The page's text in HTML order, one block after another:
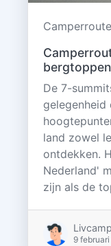
bergtoppen
De 7-
gelegenheid
land zowel
ontdekken.
Nederland'
zijn als de
Livcamp
9